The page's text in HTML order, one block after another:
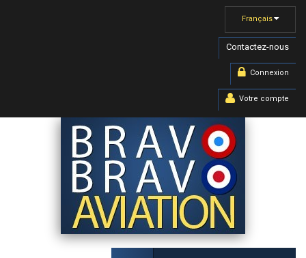
Français
Contactez-nous
Connexion
Votre compte